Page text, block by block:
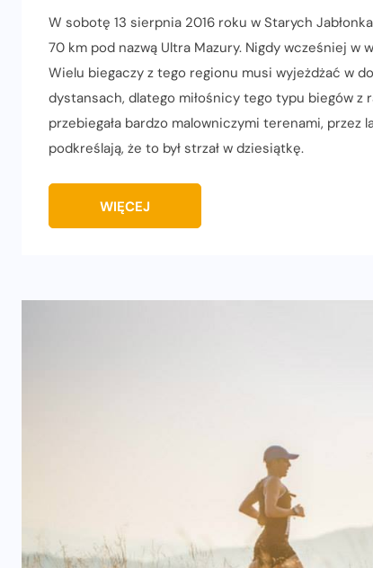
W sobotę 13 sierpnia 2016 roku w Starych
70 km pod nazwą Ultra Mazury. Nigdy wcześniej
Wielu biegaczy z tego regionu musi wyjeżdżać w
dystansach, dlatego miłośnicy tego typu biegów z
przebiegała bardzo malowniczymi terenami,
podkreślają, że to był strzał w dziesiątkę.
WIĘCEJ